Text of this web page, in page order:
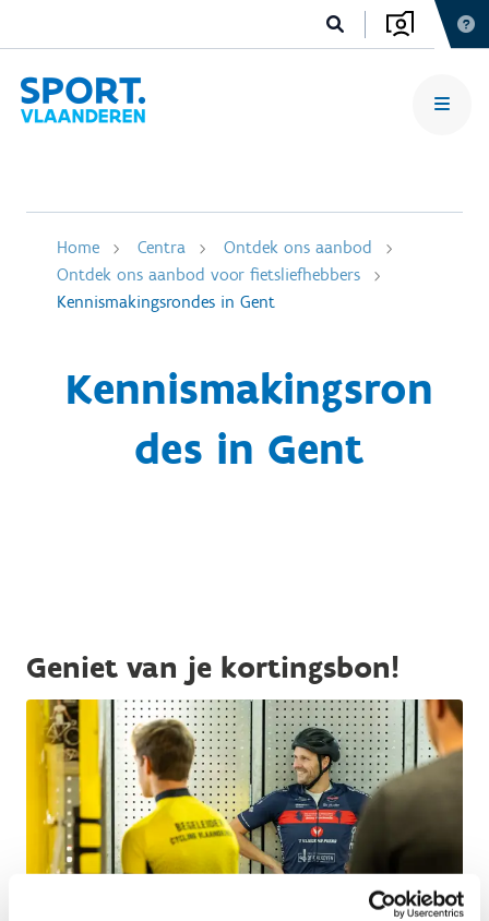
Home Centra
Ontdek ons aanbod
Ontdek ons aanbod voor fietsliefhebbers
Kennismakingsrondes in Gent
Kennismakingsron
des in Gent
Geniet van je kortingsbon!